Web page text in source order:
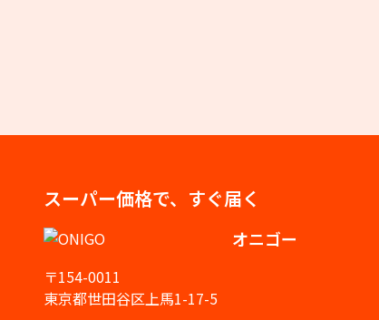
スーパー価格で、すぐ届く
オニゴー
〒154-0011
東京都世田谷区上馬1-17-5